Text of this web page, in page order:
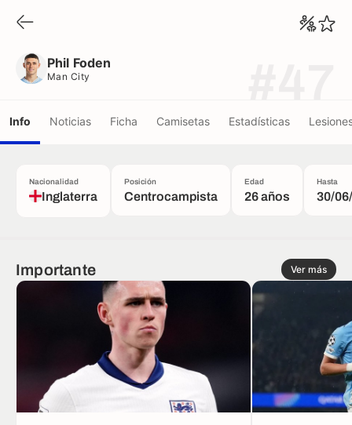
Phil Foden
Man City
Info Noticias Ficha Camisetas Estadísticas
Nacionalidad
Inglaterra
Posición
Centrocampista
Edad
26 años
Hasta
30/
Importante Ver más